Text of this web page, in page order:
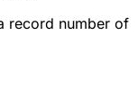
record number of